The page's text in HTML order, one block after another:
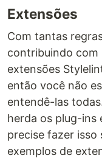
Extensões
Com tantas
contribuindo com
extensões
então você não
entendê-las
herda os plug-ins
precise fazer isso
exemplos de